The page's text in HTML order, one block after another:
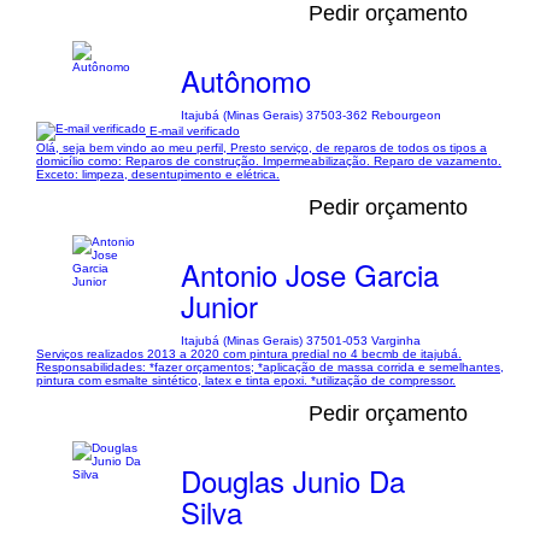
Pedir orçamento
Autônomo
Itajubá (Minas Gerais) 37503-362 Rebourgeon
E-mail verificado
Olá, seja bem vindo ao meu perfil, Presto serviço, de reparos de todos os tipos a
domicílio como: Reparos de construção. Impermeabilização. Reparo de vazamento.
Exceto: limpeza, desentupimento e elétrica.
Pedir orçamento
Antonio Jose Garcia
Junior
Itajubá (Minas Gerais) 37501-053 Varginha
Serviços realizados 2013 a 2020 com pintura predial no 4 becmb de itajubá.
Responsabilidades: *fazer orçamentos; *aplicação de massa corrida e semelhantes,
pintura com esmalte sintético, latex e tinta epoxi. *utilização de compressor.
Pedir orçamento
Douglas Junio Da
Silva